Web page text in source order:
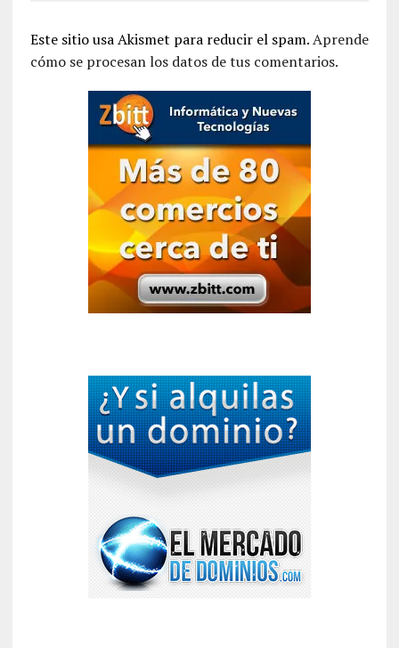
Este sitio usa Akismet para reducir el spam.Aprende
cómo se procesan los datos de tus comentarios.